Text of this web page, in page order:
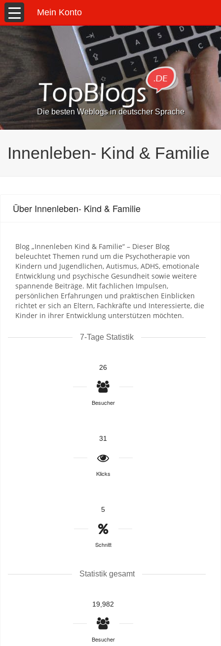
Mein Konto
Die besten Weblogs in deutscher Sprache
Innenleben- Kind & Familie
Über Innenleben- Kind & Familie
Blog „Innenleben Kind & Familie“ – Dieser Blog
beleuchtet Themen rund um die Psychotherapie von
Kindern und Jugendlichen, Autismus, ADHS, emotionale
Entwicklung und psychische Gesundheit sowie weitere
spannende Beiträge. Mit fachlichen Impulsen,
persönlichen Erfahrungen und praktischen Einblicken
richtet er sich an Eltern, Fachkräfte und Interessierte, die
Kinder in ihrer Entwicklung unterstützen möchten.
7-Tage Statistik
26
Besucher
31
Klicks
5
Schnitt
Statistik gesamt
19,982
Besucher